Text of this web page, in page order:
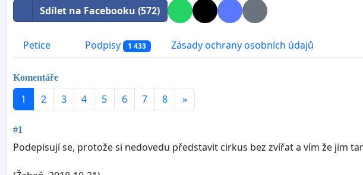
Sdílet na Facebooku (572)
Petice Podpisy 1 433 Zásady ochrany osobních údajů
Komentáře
1 2 3 4 5 6 7 8 »
#1
Podepisují se, protože si nedovedu představit cirkus bez zvířat a vím že jim